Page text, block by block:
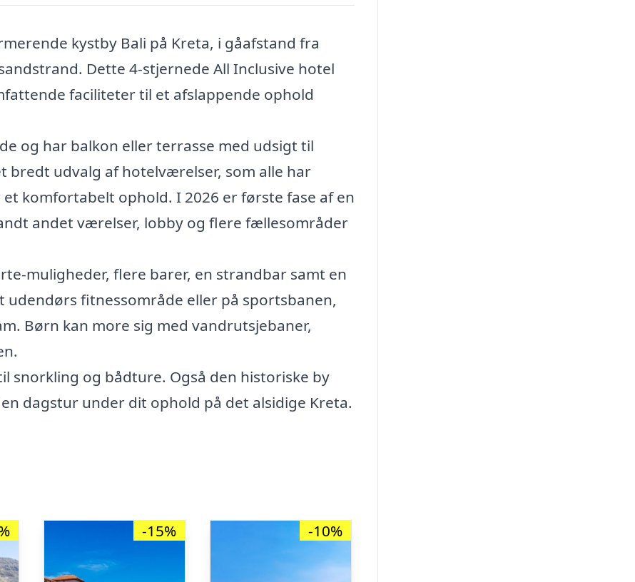
kystby Bali på Kreta, i gåafstand fra
Dette 4-stjernede All Inclusive hotel
faciliteter til et afslappende ophold
og har balkon eller terrasse med udsigt til
bredt udvalg af hotelværelser, som alle har
komfortabelt ophold. I 2026 er første fase af en
andet værelser, lobby og flere fællesområder
muligheder, flere barer, en strandbar samt en
fitnessområde eller på sportsbanen,
Børn kan more sig med vandrutsjebaner,
snorkling og bådture. Også den historiske by
dagstur under dit ophold på det alsidige Kreta.
-15% -10%